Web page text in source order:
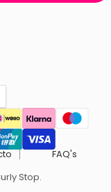
FAQ's
Stop.